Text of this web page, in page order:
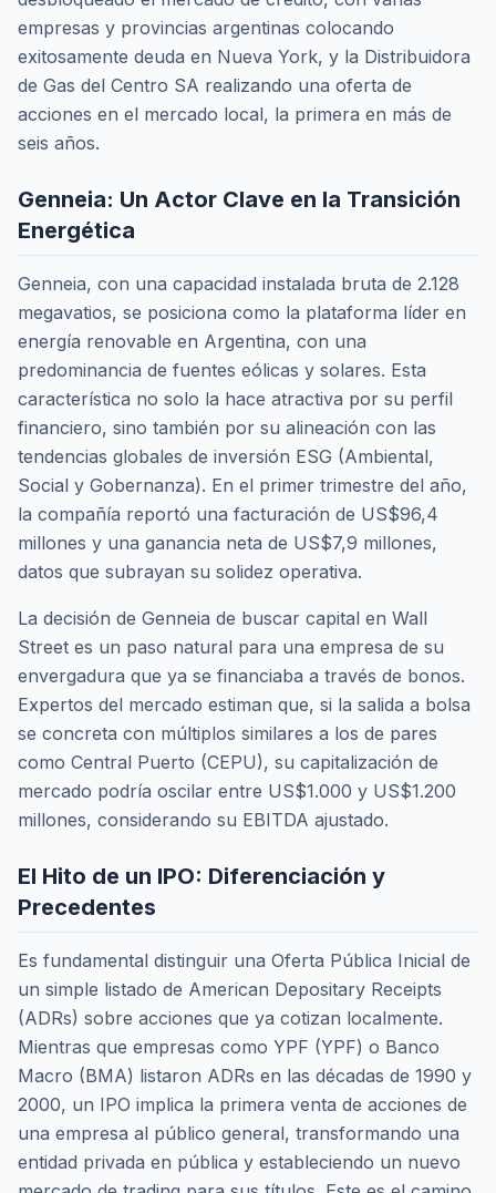
empresas y provincias argentinas colocando
exitosamente deuda en Nueva York, y la Distribuidora
de Gas del Centro SA realizando una oferta de
acciones en el mercado local, la primera en más de
seis años.
Genneia: Un Actor Clave en la Transición
Energética
Genneia, con una capacidad instalada bruta de 2.128
megavatios, se posiciona como la plataforma líder en
energía renovable en Argentina, con una
predominancia de fuentes eólicas y solares. Esta
característica no solo la hace atractiva por su perfil
financiero, sino también por su alineación con las
tendencias globales de inversión ESG (Ambiental,
Social y Gobernanza). En el primer trimestre del año,
la compañía reportó una facturación de US$96,4
millones y una ganancia neta de US$7,9 millones,
datos que subrayan su solidez operativa.
La decisión de Genneia de buscar capital en Wall
Street es un paso natural para una empresa de su
envergadura que ya se financiaba a través de bonos.
Expertos del mercado estiman que, si la salida a bolsa
se concreta con múltiplos similares a los de pares
como Central Puerto (CEPU), su capitalización de
mercado podría oscilar entre US$1.000 y US$1.200
millones, considerando su EBITDA ajustado.
El Hito de un IPO: Diferenciación y
Precedentes
Es fundamental distinguir una Oferta Pública Inicial de
un simple listado de American Depositary Receipts
(ADRs) sobre acciones que ya cotizan localmente.
Mientras que empresas como YPF (YPF) o Banco
Macro (BMA) listaron ADRs en las décadas de 1990 y
2000, un IPO implica la primera venta de acciones de
una empresa al público general, transformando una
entidad privada en pública y estableciendo un nuevo